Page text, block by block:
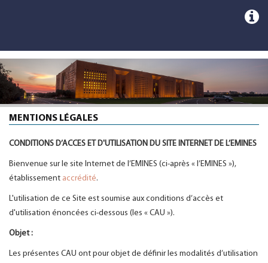
MENTIONS LÉGALES
CONDITIONS D’ACCES ET D'UTILISATION DU SITE INTERNET DE L’EMINES
Bienvenue sur le site Internet de l’EMINES (ci-après « l’EMINES »),
établissement accrédité.
L'utilisation de ce Site est soumise aux conditions d’accès et
d'utilisation énoncées ci-dessous (les « CAU »).
Objet :
Les présentes CAU ont pour objet de définir les modalités d’utilisation